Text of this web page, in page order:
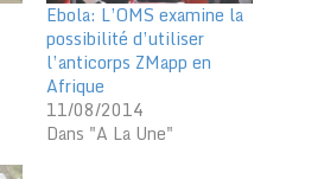
Ebola: L’OMS examine la
possibilité d’utiliser
l’anticorps ZMapp en
Afrique
11/08/2014
Dans "A La Une"